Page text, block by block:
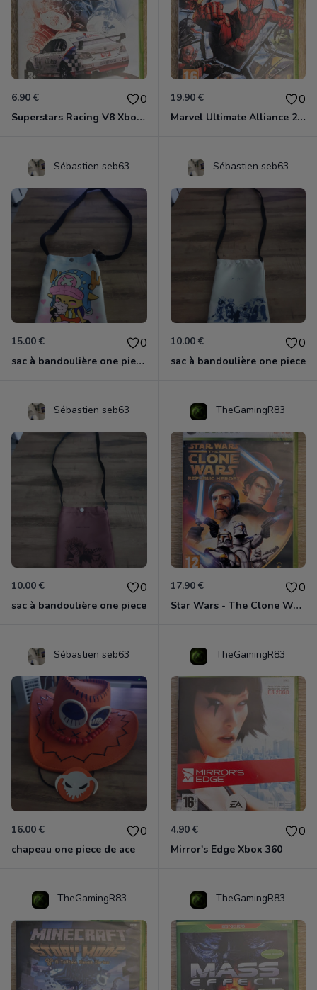
6.90 € 0
Superstars Racing V8 Xbox 360
19.90 € 0
Marvel Ultimate Alliance 2 Xbox 360
Sébastien seb63
15.00 € 0
sac à bandoulière one piece chopper
Sébastien seb63
10.00 € 0
sac à bandoulière one piece
Sébastien seb63
10.00 € 0
sac à bandoulière one piece
TheGamingR83
17.90 € 0
Star Wars - The Clone Wars - Les Héros De La République Xbox 360
Sébastien seb63
16.00 € 0
chapeau one piece de ace
TheGamingR83
4.90 € 0
Mirror's Edge Xbox 360
TheGamingR83 TheGamingR83